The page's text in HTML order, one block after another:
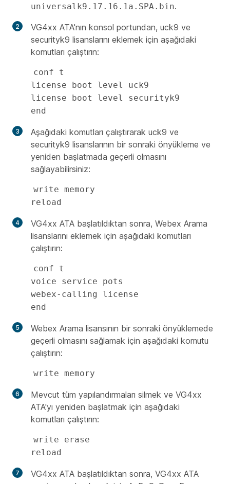
universalk9.17.16.1a.SPA.bin.
VG4xx ATA'nın konsol portundan, uck9 ve
securityk9 lisanslarını eklemek için aşağıdaki
komutları çalıştırın:
conf t
license boot level uck9
license boot level securityk9
end
Aşağıdaki komutları çalıştırarak uck9 ve
securityk9 lisanslarının bir sonraki önyükleme ve
yeniden başlatmada geçerli olmasını
sağlayabilirsiniz:
write memory
reload
VG4xx ATA başlatıldıktan sonra, Webex Arama
lisanslarını eklemek için aşağıdaki komutları
çalıştırın:
conf t
voice service pots
webex-calling license
end
Webex Arama lisansının bir sonraki önyüklemede
geçerli olmasını sağlamak için aşağıdaki komutu
çalıştırın:
write memory
Mevcut tüm yapılandırmaları silmek ve VG4xx
ATA'yı yeniden başlatmak için aşağıdaki
komutları çalıştırın:
write erase
reload
VG4xx ATA başlatıldıktan sonra, VG4xx ATA